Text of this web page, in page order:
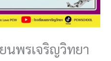
นพรเจริญวิทยา